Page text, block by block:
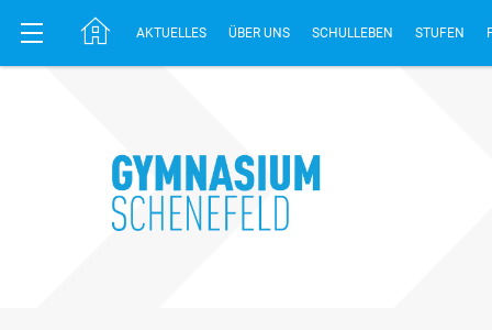
AKTUELLES ÜBER UNS SCHULLEBEN STUFEN